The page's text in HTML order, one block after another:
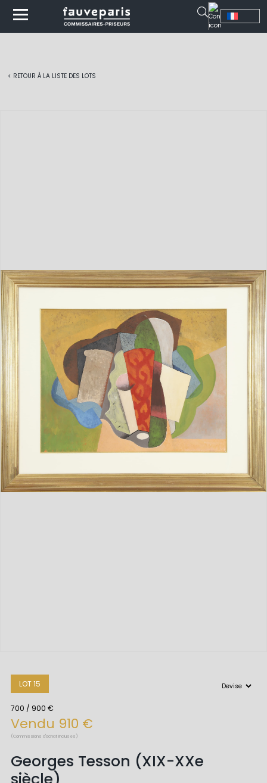
< RETOUR À LA LISTE DES LOTS
LOT 15
700 / 900 €
Vendu 910 €
(Commissions d'achat incluses)
Georges Tesson (XIX-XXe